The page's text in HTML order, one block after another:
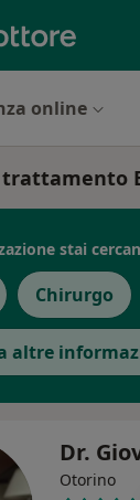
online
stai
Chirurgo
altre
Dr.
Otorino